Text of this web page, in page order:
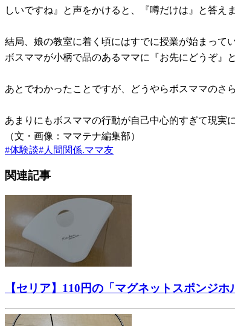
しいですね』と声をかけると、『噂だけは』と答えま
結局、娘の教室に着く頃にはすでに授業が始まって
ボスママが小柄で品のあるママに『お先にどうぞ』
あとでわかったことですが、どうやらボスママのさ
あまりにもボスママの行動が自己中心的すぎて現
（文・画像：ママテナ編集部）
#体験談#人間関係.ママ友
関連記事
【セリア】110円の「マグネットスポンジ